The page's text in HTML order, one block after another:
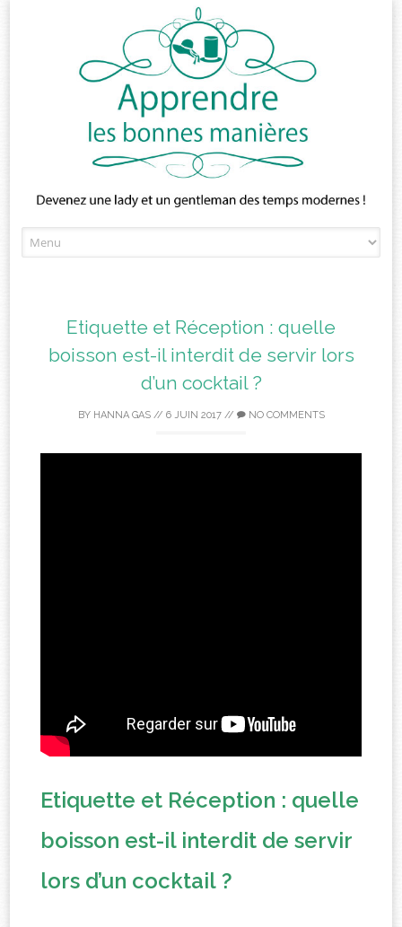
to
Etiquette et Réception : quelle
boisson est-il interdit de servir lors
d’un cocktail ?
BY HANNA GAS// 6 JUIN 2017// NO COMMENTS
Etiquette et Réception : quelle
boisson est-il interdit de servir
lors d’un cocktail ?